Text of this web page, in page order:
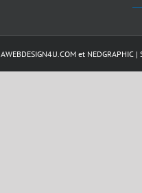
AWEBDESIGN4U.COM et NEDGRAPHIC |